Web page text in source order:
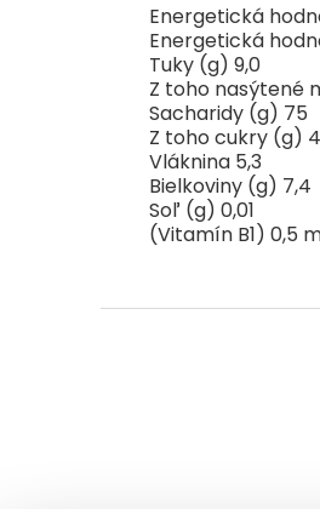
Energetická
Energetická
Tuky (g) 9,0
Z toho nasýtené
Sacharidy (g) 75
Z toho cukry (g)
Vláknina 5,3
Bielkoviny (g) 7,4
Soľ (g) 0,01
(Vitamín B1) 0,5